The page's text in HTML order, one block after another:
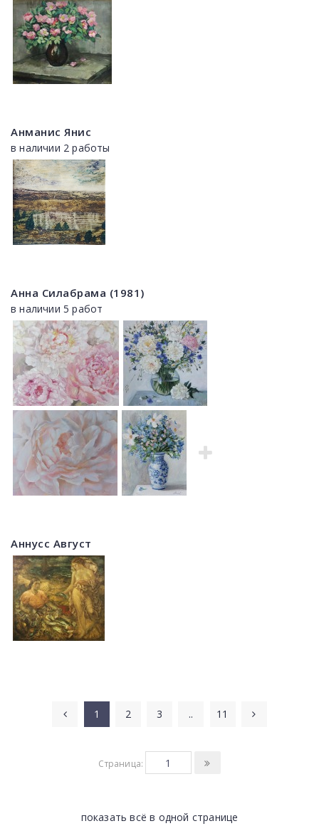
Анманис Янис
в наличии 2 работы
Анна Силабрама (1981)
в наличии 5 работ
Аннусс Август
1 2 3 .. 11
Страница:
показать всё в одной странице